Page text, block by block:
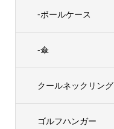
-ボールケース
-傘
クールネックリング
ゴルフハンガー